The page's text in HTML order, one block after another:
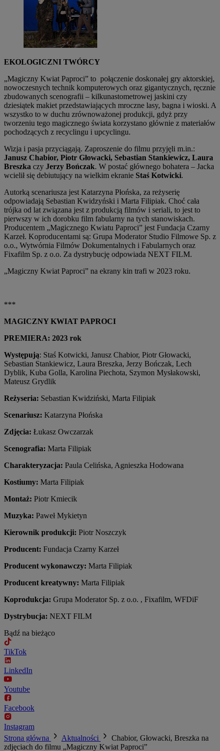
EKOLOGICZNI TWÓRCY
„Magiczny Kwiat Paproci” to połączenie doskonałej gry aktorskiej,
nowoczesnych technik komputerowych oraz gigantycznych, ręcznie
zbudowanych scenografii – kilkunastometrowej jaskini czy
dziesiątek makiet przedstawiających mroczne lasy, bagna i wioski. A
wszystko to w duchu zrównoważonej produkcji, gdyż przy
tworzeniu tego magicznego świata korzystano głównie z materiałów
pochodzących z recyclingu i upcyclingu.
Wizja i pasja przyciągają. Zaproszenie do filmu przyjęli m.in.:
Janusz Chabior, Piotr Głowacki, Sebastian Stankiewicz, Laura
Breszka czy Jerzy Bończak. W postać głównego bohatera – Jacka
wcielił się debiutujący na wielkim ekranie Staś Kotwicki.
Autorką scenariusza jest Katarzyna Płońska, za reżyserię
odpowiadają Sebastian Kwidzyński i Marta Filipiak. Choć cała
trójka od lat związana jest z produkcją filmów i seriali, to jest to
pierwszy w ich dorobku film fabularny na tych stanowiskach.
Producentem „Magicznego Kwiatu Paproci” jest Fundacja Czarny
Karzeł. Koproducentami są: Grupa Moderator Studio Filmowe Sp. z
o.o., Wytwórnia Filmów Dokumentalnych i Fabularnych oraz
Fixafilm Sp. z o.o. Za dystrybucję odpowiada NEXT FILM.
„Magiczny Kwiat Paproci” na ekrany kin trafi w 2023 roku.
***
MAGICZNY KWIAT PAPROCI
PREMIERA: 2023 rok
Występują: Staś Kotwicki, Janusz Chabior, Piotr Głowacki,
Sebastian Stankiewicz, Laura Breszka, Jerzy Bończak, Lech
Dyblik, Kuba Golla, Karolina Piechota, Szymon Mysłakowski,
Mateusz Grydlik
Reżyseria: Sebastian Kwidziński, Marta Filipiak
Scenariusz: Katarzyna Płońska
Zdjęcia: Łukasz Owczarzak
Scenografia: Marta Filipiak
Charakteryzacja: Paula Celińska, Agnieszka Hodowana
Kostiumy: Marta Filipiak
Montaż: Piotr Kmiecik
Muzyka: Paweł Mykietyn
Kierownik produkcji: Piotr Noszczyk
Producent: Fundacja Czarny Karzeł
Producent wykonawczy: Marta Filipiak
Producent kreatywny: Marta Filipiak
Koprodukcja: Grupa Moderator Sp. z o.o. , Fixafilm, WFDiF
Dystrybucja: NEXT FILM
Bądź na bieżąco
TikTok
LinkedIn
Youtube
Facebook
Instagram
Strona główna
Aktualności
Chabior, Głowacki, Breszka na
zdjęciach do filmu „Magiczny Kwiat Paproci”